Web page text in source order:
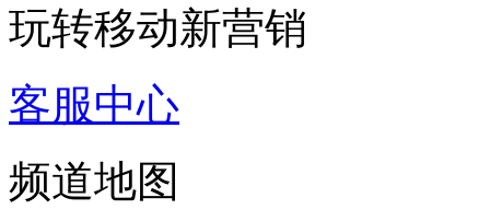
玩转移动新营销
客服中心
频道地图